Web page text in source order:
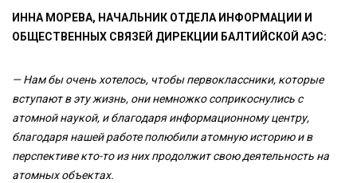
ИННА МОРЕВА, НАЧАЛЬНИК ОТДЕЛА ИНФОРМАЦИИ И
ОБЩЕСТВЕННЫХ СВЯЗЕЙ ДИРЕКЦИИ БАЛТИЙСКОЙ АЭС:
— Нам бы очень хотелось, чтобы первоклассники, которые
вступают в эту жизнь, они немножко соприкоснулись с
атомной наукой, и благодаря информационному центру,
благодаря нашей работе полюбили атомную историю и в
перспективе кто-то из них продолжит свою деятельность на
атомных объектах.